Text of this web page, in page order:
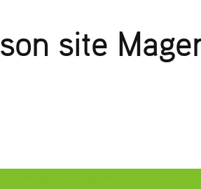
site